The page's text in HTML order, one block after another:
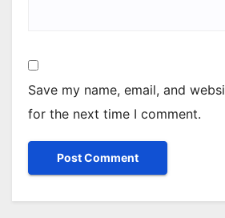
Save my name, email, and
for the next time I comment.